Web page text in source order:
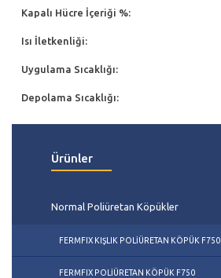
Kapalı Hücre İçeriği %:
Isı İletkenliği:
Uygulama Sıcaklığı:
Depolama Sıcaklığı:
Ürünler
Normal Poliüretan Köpükler
FERMFIX KIŞLIK POLİÜRETAN KÖPÜK F750
FERMFIX POLİÜRETAN KÖPÜK F750